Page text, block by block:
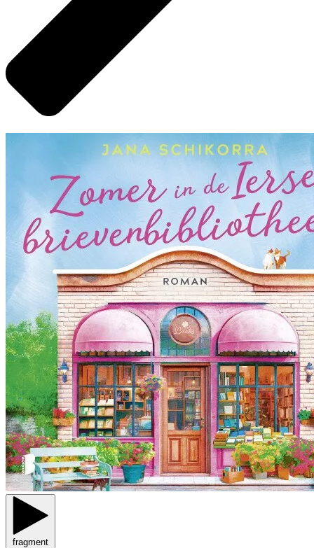
fragment